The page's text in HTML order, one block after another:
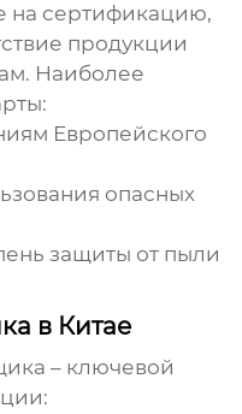
на сертификацию,
продукции
Наиболее
Европейского
опасных
защиты от пыли
в Китае
– ключевой